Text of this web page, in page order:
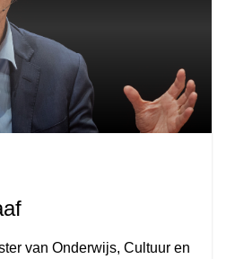
van Onderwijs, Cultuur en